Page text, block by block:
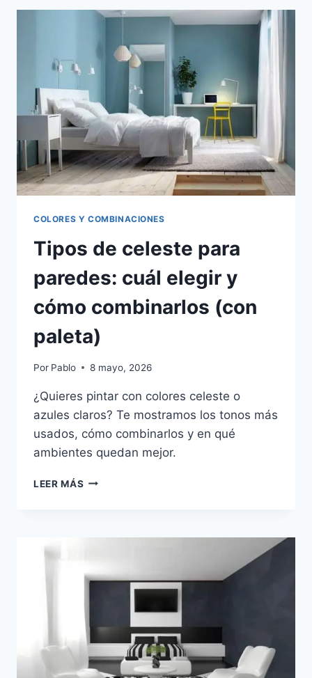
PARA
CUARTOS
PAREJA
COLORES Y COMBINACIONES
Tipos de celeste para
paredes: cuál elegir y
cómo combinarlos (con
paleta)
Por Pablo 8 mayo, 2026
¿Quieres pintar con colores celeste o
azules claros? Te mostramos los tonos más
usados, cómo combinarlos y en qué
ambientes quedan mejor.
LEER MÁS TIPOS
PAREDES:
Y
COMBINARLOS
(CON
PALETA)